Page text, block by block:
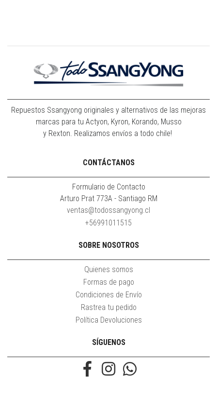
Repuestos Ssangyong originales y alternativos de las mejoras
marcas para tu Actyon, Kyron, Korando, Musso
y Rexton. Realizamos envíos a todo chile!
CONTÁCTANOS
Formulario de Contacto
Arturo Prat 773A - Santiago RM
ventas@todossangyong.cl
+56991011515
SOBRE NOSOTROS
Quienes somos
Formas de pago
Condiciones de Envío
Rastrea tu pedido
Política Devoluciones
SÍGUENOS